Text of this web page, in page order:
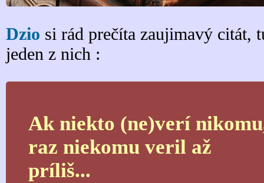
Dzio si rád prečíta zaujimavý citát,
jeden z nich :
Ak niekto (ne)verí
raz niekomu veril až
príliš...